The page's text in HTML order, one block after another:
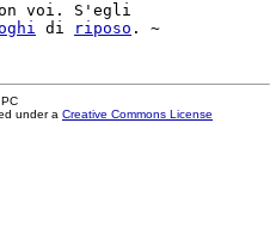
voi. S'egli
di riposo
under a Creative Commons License